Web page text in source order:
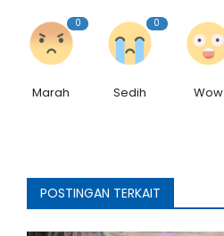
0
Marah
0
Sedih Wow
POSTINGAN TERKAIT